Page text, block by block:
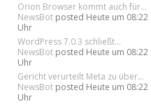
Orion Browser kommt auch für...
NewsBot posted Heute um 08:22
Uhr
WordPress 7.0.3 schließt...
NewsBot posted Heute um 08:22
Uhr
Gericht verurteilt Meta zu über...
NewsBot posted Heute um 08:22
Uhr